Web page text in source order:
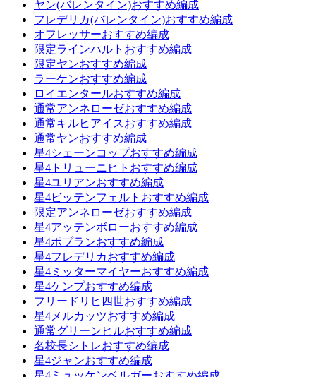
ヤン(バレンタイン)おすすめ編成
フレデリカ(バレンタイン)おすすめ編成
オフレッサーおすすめ編成
限定ラインハルトおすすめ編成
限定ヤンおすすめ編成
ラーケンおすすめ編成
ロイエンタールおすすめ編成
通常アンネローゼおすすめ編成
通常キルヒアイスおすすめ編成
通常ヤンおすすめ編成
星4シェーンコップおすすめ編成
星4トリューニヒトおすすめ編成
星4ユリアンおすすめ編成
星4ビッテンフェルトおすすめ編成
限定アンネローゼおすすめ編成
星4アッテンボローおすすめ編成
星4ポプランおすすめ編成
星4フレデリカおすすめ編成
星4ミッターマイヤーおすすめ編成
星4ケンプおすすめ編成
フリードリヒ四世おすすめ編成
星4メルカッツおすすめ編成
通常グリーンヒルおすすめ編成
名校長シトレおすすめ編成
星4ジャンおすすめ編成